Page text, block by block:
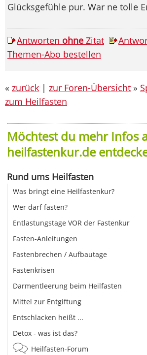
Glücksgefühle pur. War ne tolle
Antworten ohne Zitat
Themen-Abo bestellen
« zurück | zur Foren-Übersicht »
zum Heilfasten
Möchtest du mehr Infos
heilfastenkur.de
Rund ums Heilfasten
Was bringt eine Heilfastenkur?
Wer darf fasten?
Entlastungstage VOR der Fastenkur
Fasten-Anleitungen
Fastenbrechen / Aufbautage
Fastenkrisen
Darmentleerung beim Heilfasten
Mittel zur Entgiftung
Entschlacken heißt ...
Detox - was ist das?
Heilfasten-Forum